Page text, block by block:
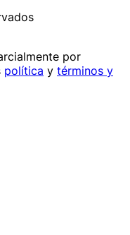
por
política y términos y